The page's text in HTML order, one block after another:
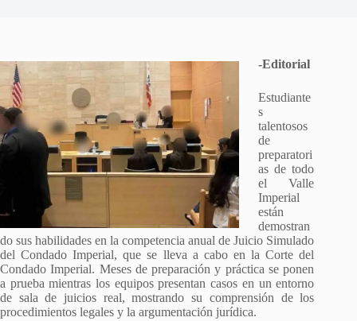
-Editorial
Estudiante
s
talentosos
de
preparatori
as de todo
el Valle
Imperial
están
demostran
do sus habilidades en la competencia anual de Juicio Simulado
del Condado Imperial, que se lleva a cabo en la Corte del
Condado Imperial. Meses de preparación y práctica se ponen
a prueba mientras los equipos presentan casos en un entorno
de sala de juicios real, mostrando su comprensión de los
procedimientos legales y la argumentación jurídica.